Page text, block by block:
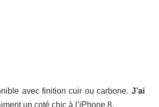
avec finition cuir ou carbone. J’ai
un coté chic à l’iPhone 8.